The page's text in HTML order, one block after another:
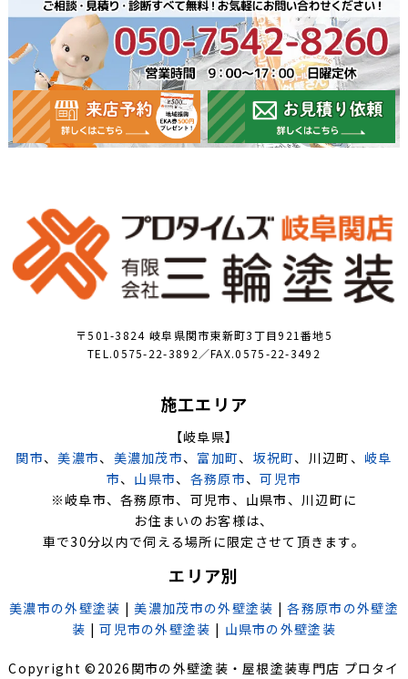
〒501-3824 岐阜県関市東新町3丁目921番地5
TEL.0575-22-3892／FAX.0575-22-3492
施工エリア
【岐阜県】
関市、美濃市、 美濃加茂市、 富加町、 坂祝町、川辺町、 岐阜
市、 山県市、 各務原市、可児市
※岐阜市、各務原市、可児市、山県市、川辺町に
お住まいのお客様は、
車で30分以内で伺える場所に限定させて頂きます。
エリア別
美濃市の外壁塗装 |美濃加茂市の外壁塗装 |各務原市の外壁塗
装 |可児市の外壁塗装 | 山県市の外壁塗装
Copyright © 2026 関市の外壁塗装・屋根塗装専門店 プロタイ